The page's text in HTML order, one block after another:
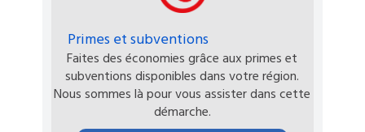
Primes et subventions
Faites des économies grâce aux primes et
subventions disponibles dans votre région.
Nous sommes là pour vous assister dans cette
démarche.